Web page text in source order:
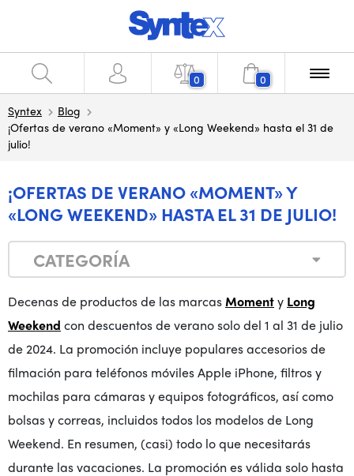
0 0
Syntex
Blog
¡Ofertas de verano «Moment» y «Long Weekend» hasta el 31 de
julio!
¡OFERTAS DE VERANO «MOMENT» Y
«LONG WEEKEND» HASTA EL 31 DE JULIO!
CATEGORÍA
Decenas de productos de las marcasMomenty Long
Weekend con descuentos de verano solo del 1 al 31 de julio
de 2024. La promoción incluye populares accesorios de
filmación para teléfonos móviles Apple iPhone, filtros y
mochilas para cámaras y equipos fotográficos, así como
bolsas y correas, incluidos todos los modelos de Long
Weekend. En resumen, (casi) todo lo que necesitarás
durante las vacaciones. La promoción es válida solo hasta